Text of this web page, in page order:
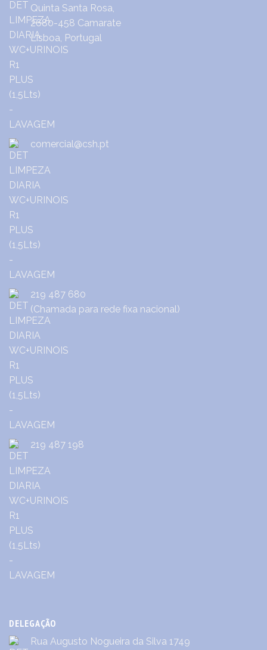
Quinta Santa Rosa,
2680-458 Camarate
Lisboa, Portugal
comercial@csh.pt
219 487 680
(Chamada para rede fixa nacional)
219 487 198
DELEGAÇÃO
Rua Augusto Nogueira da Silva 1749